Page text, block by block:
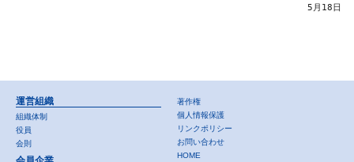
5月18日
運営組織
組織体制
役員
会則
会員企業
著作権
個人情報保護
リンクポリシー
お問い合わせ
HOME